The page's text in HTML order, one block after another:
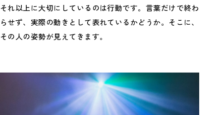
それ以上に大切にしているのは行動です。言葉だけで終わ
らせず、実際の動きとして表れているかどうか。そこに、
その人の姿勢が見えてきます。